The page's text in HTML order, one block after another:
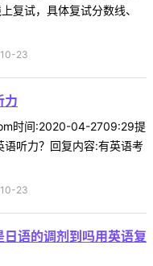
复试，具体复试分数线、
23
力
时间:2020-04-2709:29提
听力？回复内容:有英语考
23
语的调剂到吗用英语复